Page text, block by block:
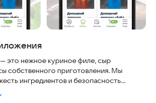
это нежное куриное филе, сыр
собственного приготовления. Мы
ингредиентов и безопасность
санитарные нормы. Доставка